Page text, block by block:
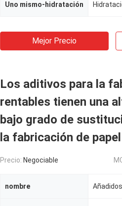
Uno mismo-hidratación
Mejor Precio
Los aditivos para la
rentables tienen una
bajo grado de
la fabricación de papel
Precio: Negociable
nombre